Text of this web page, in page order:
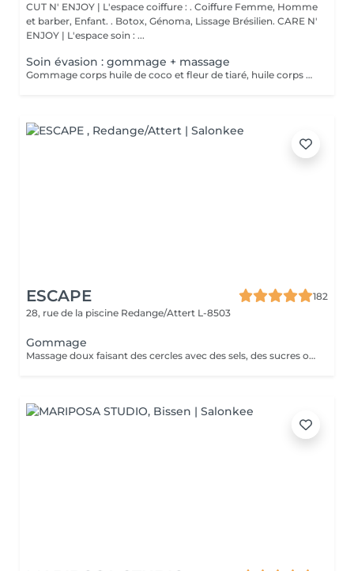
CUT N' ENJOY | L'espace coiffure : . Coiffure Femme, Homme
et barber, Enfant. . Botox, Génoma, Lissage Brésilien. CARE N'
ENJOY | L'espace soin : ...
Soin évasion : gommage + massage
Gommage corps huile de coco et fleur de tiaré, huile corps de modelage et le lait corps sublimateur. Fragrances suaves et paradisiaque.
ESCAPE
182
28, rue de la piscine Redange/Attert L-8503
Gommage
Massage doux faisant des cercles avec des sels, des sucres ou des argiles et des huiles essentielles. Parfait pour combiner avec Sauna, Hamman ou un de nos Massages.